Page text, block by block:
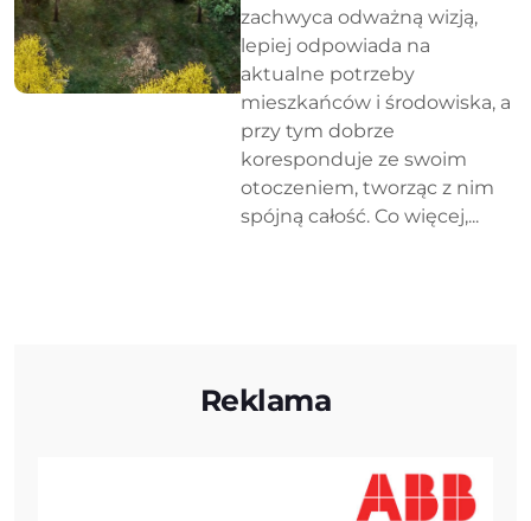
zachwyca odważną wizją,
lepiej odpowiada na
aktualne potrzeby
mieszkańców i środowiska, a
przy tym dobrze
koresponduje ze swoim
otoczeniem, tworząc z nim
spójną całość. Co więcej,...
Reklama